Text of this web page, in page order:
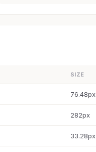
SIZE
76.48px
282px
33.28px